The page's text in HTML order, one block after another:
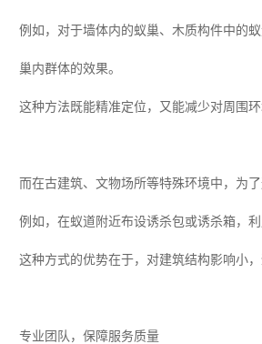
例如，对于墙体内的蚁巢、木质构件中的
巢内群体的效果。
这种方法既能精准定位，又能减少对周围环
而在古建筑、文物场所等特殊环境中，为
例如，在蚁道附近布设诱杀包或诱杀箱，
这种方式的优势在于，对建筑结构影响小，
专业团队，保障服务质量